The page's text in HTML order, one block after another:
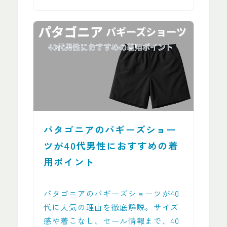
パタゴニアのバギーズショー
ツが40代男性におすすめの着
用ポイント
パタゴニアのバギーズショーツが40
代に人気の理由を徹底解説。サイズ
感や着こなし、セール情報まで、40